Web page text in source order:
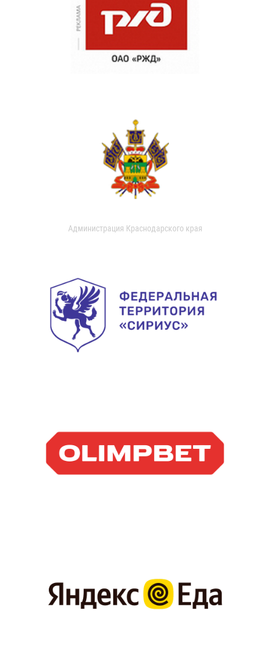
Администрация Краснодарского края